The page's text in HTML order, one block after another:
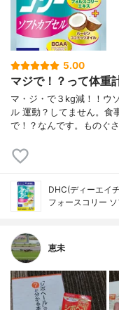
5.00
マジで！？って体重
マ・ジ・で３kg減！！ウ
ル 運動？してません。食
で！？なんです。ものぐ
DHC(ディーエイ
フォースコリー
恵未